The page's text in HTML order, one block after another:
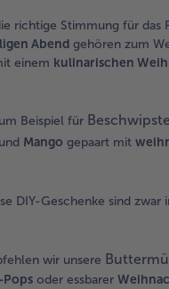
richtige Stimmung für das
Abend gehören zum
einem kulinarischen
Beispiel für
und Mango gepaart mit
DIY-Geschenke sind zwar
wir unsere
Pops oder essbarer